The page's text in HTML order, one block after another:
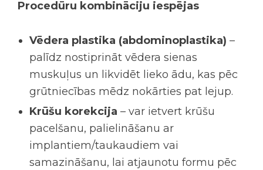
Procedūru kombināciju iespējas
Vēdera plastika (abdominoplastika) –
palīdz nostiprināt vēdera sienas
muskuļus un likvidēt lieko ādu, kas pēc
grūtniecības mēdz nokārties pat lejup.
Krūšu korekcija – var ietvert krūšu
pacelšanu, palielināšanu ar
implantiem/taukaudiem vai
samazināšanu, lai atjaunotu formu pēc